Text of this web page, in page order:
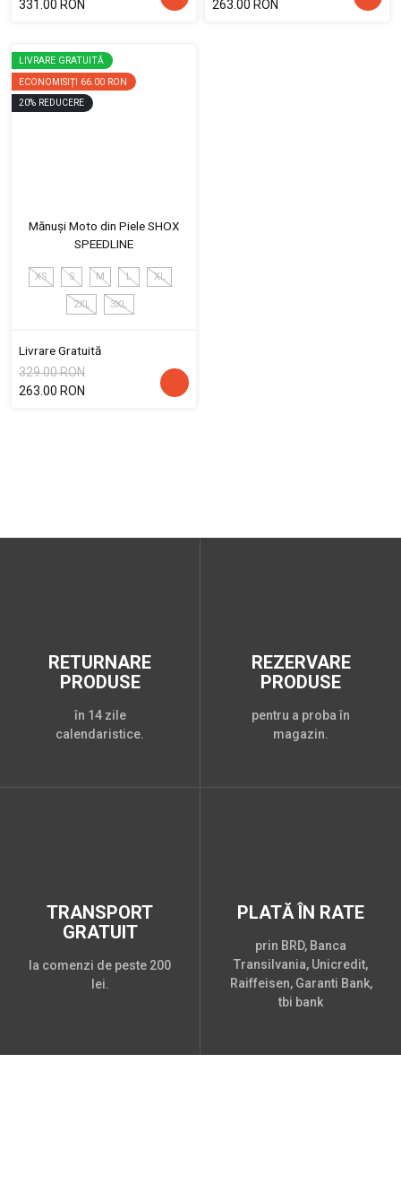
331.00 RON
263.00 RON
LIVRARE GRATUITĂ
ECONOMISIȚI 66.00 RON
20% REDUCERE
Mănuși Moto din Piele SHOX
SPEEDLINE
XS S M L XL
2XL 3XL
Livrare Gratuită
329.00 RON
263.00 RON
RETURNARE
PRODUSE
în 14 zile
calendaristice.
REZERVARE
PRODUSE
pentru a proba în
magazin.
TRANSPORT
GRATUIT
la comenzi de peste 200
lei.
PLATĂ ÎN RATE
prin BRD, Banca
Transilvania, Unicredit,
Raiffeisen, Garanti Bank,
tbi bank